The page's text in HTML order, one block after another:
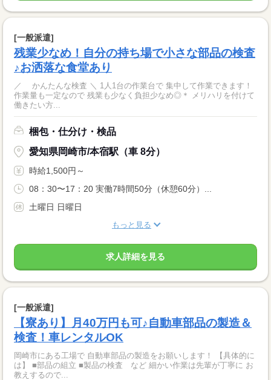
[一般派遣]
残業少なめ！自分の持ち場で小さな部品の検査
♪お洒落な食堂あり
／ かんたんな検査 ＼ 1人1台の作業台で 集中して作業できます！
作業量も一定なので 残業も少なく負担少なめ◎＊ メリハリを付けて
働きたい方...
梱包・仕分け・検品
愛知県岡崎市/本宿駅（車 8分）
時給1,500円～
08：30〜17：20 実働7時間50分（休憩60分）...
土曜日 日曜日
もっと見る
求人詳細を見る
[一般派遣]
【寮あり】月40万円も可♪自動車部品の製造＆
検査！車レンタルOK
岡崎市にある工場で 自動車部品の製造をお願いします！ 【具体的に
は】 ■部品の組立 ■製品の検査 など 細かい作業は先輩が丁寧に お
教えするので...